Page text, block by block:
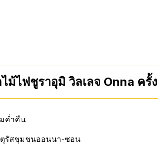
ไฟชูราอุมิ วิลเลจ Onna ครั้ง
ค่ำคืน
รัสชุมชนออนนา-ซอน